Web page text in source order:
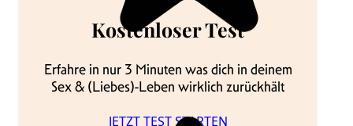
Kostenloser Test
Erfahre in nur 3 Minuten was dich in deinem
Sex & (Liebes)-Leben wirklich zurückhält
JETZT TEST STARTEN